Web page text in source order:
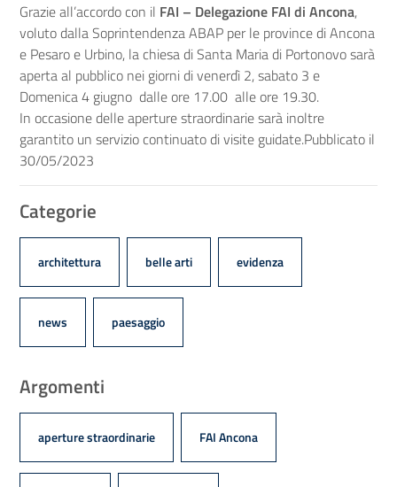
Grazie all’accordo con il FAI – Delegazione FAI di Ancona,
voluto dalla Soprintendenza ABAP per le province di Ancona
e Pesaro e Urbino, la chiesa di Santa Maria di Portonovo sarà
aperta al pubblico nei giorni di venerdì 2, sabato 3 e
Domenica 4 giugno dalle ore 17.00 alle ore 19.30.
In occasione delle aperture straordinarie sarà inoltre
garantito un servizio continuato di visite guidate.Pubblicato il
30/05/2023
Categorie
architettura belle arti evidenza
news paesaggio
Argomenti
aperture straordinarie FAI Ancona